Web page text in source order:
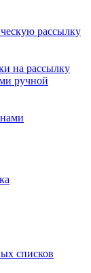
рассылку
на рассылку
ручной
списков